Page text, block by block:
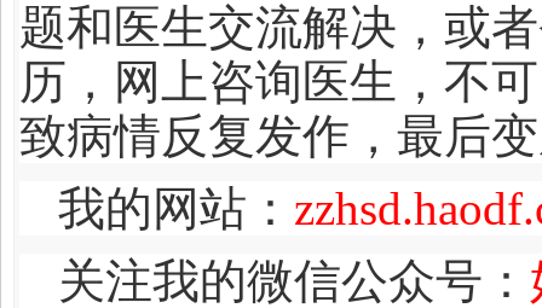
题和医生交流解决，或
历，网上咨询医生，不
致病情反复发作，最后
我的网站：
关注我的微信公众号：